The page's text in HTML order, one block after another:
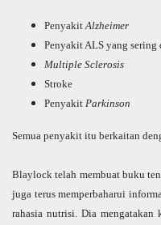
Penyakit Alzheimer
Penyakit ALS yang
Multiple Sclerosis
Stroke
Penyakit Parkinson
Semua penyakit itu berkaitan
Blaylock telah membuat buku
juga terus memperbaharui
rahasia nutrisi. Dia mengatakan